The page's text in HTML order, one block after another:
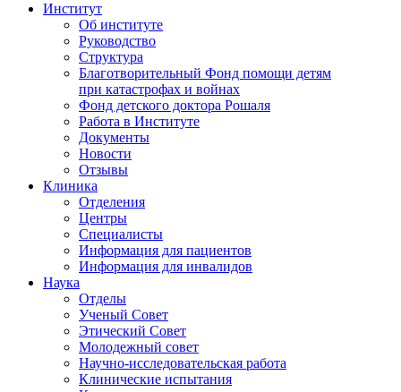
Институт
Об институте
Руководство
Структура
Благотворительный Фонд помощи детям
при катастрофах и войнах
Фонд детского доктора Рошаля
Работа в Институте
Документы
Новости
Отзывы
Клиника
Отделения
Центры
Специалисты
Информация для пациентов
Информация для инвалидов
Наука
Отделы
Ученый Совет
Этический Совет
Молодежный совет
Научно-исследовательская работа
Клинические испытания